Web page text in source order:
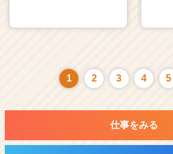
1 2 3 4 5
仕事をみる